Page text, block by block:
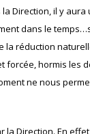
la Direction, il y
dans le
la réduction
forcée, hormis les
ne nous
la Direction. En